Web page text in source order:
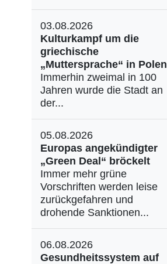
03.08.2026
Kulturkampf um die
griechische
„Muttersprache“ in Polen
Immerhin zweimal in 100
Jahren wurde die Stadt an
der...
05.08.2026
Europas angekündigter
„Green Deal“ bröckelt
Immer mehr grüne
Vorschriften werden leise
zurückgefahren und
drohende Sanktionen...
06.08.2026
Gesundheitssystem auf